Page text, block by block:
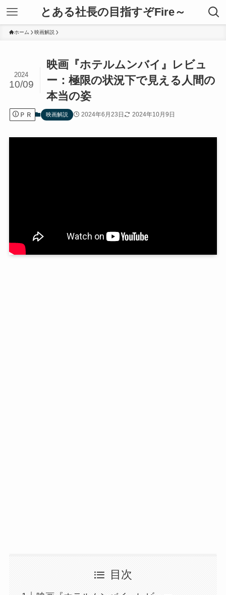
とある社長の目指すぞFire～
ホーム 映画解説
映画『ホテルムンバイ』レビュ
ー：極限の状況下で見える人間の
本当の姿
2024
10/09
ＰＲ 映画解説 2024年6月23日 2024年10月9日
目次